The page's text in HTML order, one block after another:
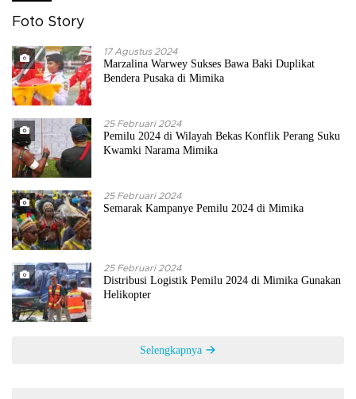
Foto Story
17 Agustus 2024
Marzalina Warwey Sukses Bawa Baki Duplikat
Bendera Pusaka di Mimika
25 Februari 2024
Pemilu 2024 di Wilayah Bekas Konflik Perang Suku
Kwamki Narama Mimika
25 Februari 2024
Semarak Kampanye Pemilu 2024 di Mimika
25 Februari 2024
Distribusi Logistik Pemilu 2024 di Mimika Gunakan
Helikopter
Selengkapnya